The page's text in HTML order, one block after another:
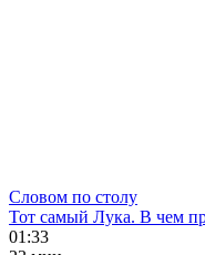
Словом по столу
Тот самый Лука. В чем
01:33